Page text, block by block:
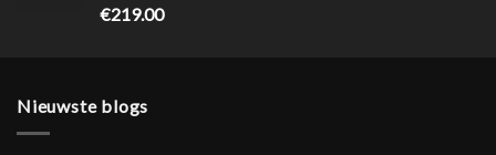
Waardering
€219.00
Nieuwste blogs